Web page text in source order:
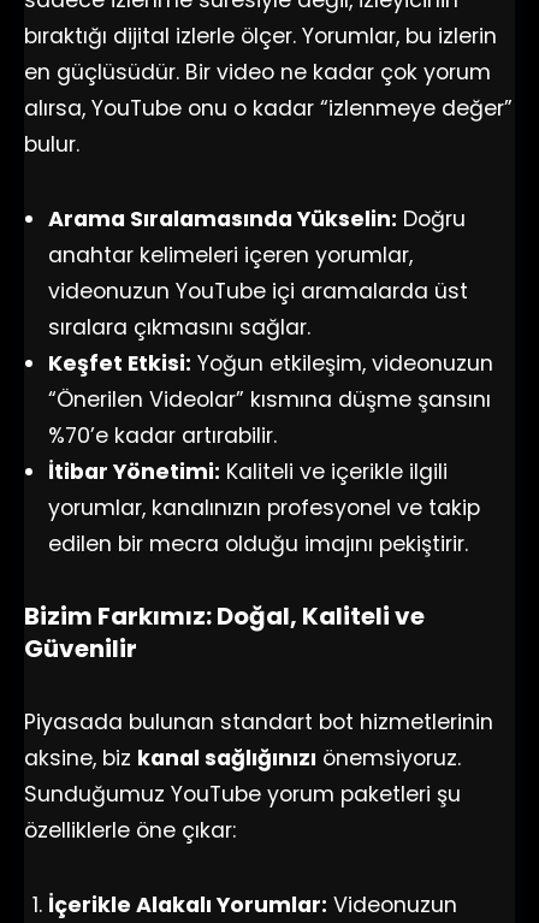
bıraktığı dijital izlerle ölçer. Yorumlar, bu izlerin
en güçlüsüdür. Bir video ne kadar çok yorum
alırsa, YouTube onu o kadar “izlenmeye değer”
bulur.
Arama Sıralamasında Yükselin: Doğru
anahtar kelimeleri içeren yorumlar,
videonuzun YouTube içi aramalarda üst
sıralara çıkmasını sağlar.
Keşfet Etkisi: Yoğun etkileşim, videonuzun
“Önerilen Videolar” kısmına düşme şansını
%70’e kadar artırabilir.
İtibar Yönetimi: Kaliteli ve içerikle ilgili
yorumlar, kanalınızın profesyonel ve takip
edilen bir mecra olduğu imajını pekiştirir.
Bizim Farkımız: Doğal, Kaliteli ve
Güvenilir
Piyasada bulunan standart bot hizmetlerinin
aksine, biz kanal sağlığınızı önemsiyoruz.
Sunduğumuz YouTube yorum paketleri şu
özelliklerle öne çıkar:
İçerikle Alakalı Yorumlar: Videonuzun